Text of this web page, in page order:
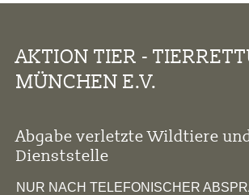
AKTION TIER -
MÜNCHEN E.V.
Abgabe verletzte Wildtiere
Dienststelle
NUR NACH TELEFONISCHER